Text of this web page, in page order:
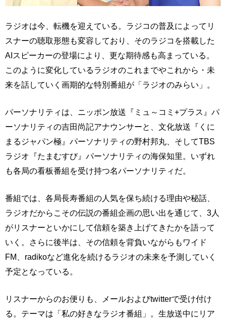
ラジオは今、転機を迎えている。ラジコの普及によってリ
スナーの聴取形態も変容しており、そのラジコを搭載した
AIスピーカーの登場により、更な期待感も高まっている。
このように変化しているラジオのこれまでやこれから・未
来を話していく画期的な特別番組が「ラジオのみらい」。
パーソナリティは、ニッポン放送『ミュ～コミ+プラス』パ
ーソナリティの吉田尚記アナウンサーと、文化放送『くに
まるジャパン極』パーソナリティの野村邦丸、そしてTBS
ラジオ『たまむすび』パーソナリティの海保知里。いずれ
も各局の看板番組を受け持つ名パーソナリティだ。
番組では、各局長寿番組の人気を保ち続ける理由や秘話、
ラジオだからこその伝説の番組企画の思い出を通じて、3人
がリスナーといかにして信頼を築き上げてきたかを語って
いく。さらに後半は、その信頼を背負いながらもワイド
FM、radikoなど進化を続けるラジオの未来を予測していく
予定となっている。
リスナーからのお便りも、メールおよびtwitterで受け付け
る。テーマは「私の好きなラジオ番組」。生放送中にリア